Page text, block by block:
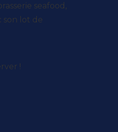
seafood,
son lot de
!